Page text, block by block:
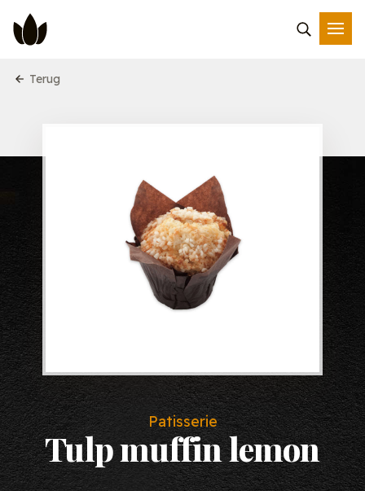
Terug
Patisserie
Tulp muffin lemon